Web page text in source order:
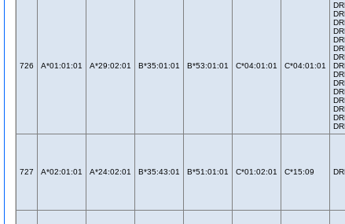
726 A*01:01:01 A*29:02:01 B*35:01:01 B*53:01:01 C*04:01:01 C*04:01:01
727 A*02:01:01 A*24:02:01 B*35:43:01 B*51:01:01 C*01:02:01 C*15:09